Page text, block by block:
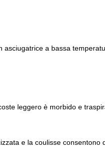
asciugatrice a bassa
leggero è morbido e
e la coulisse